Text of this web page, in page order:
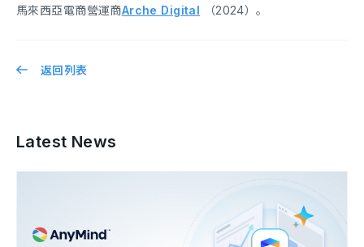
馬來西亞電商營運商Arche Digital （2024）。
返回列表
Latest News